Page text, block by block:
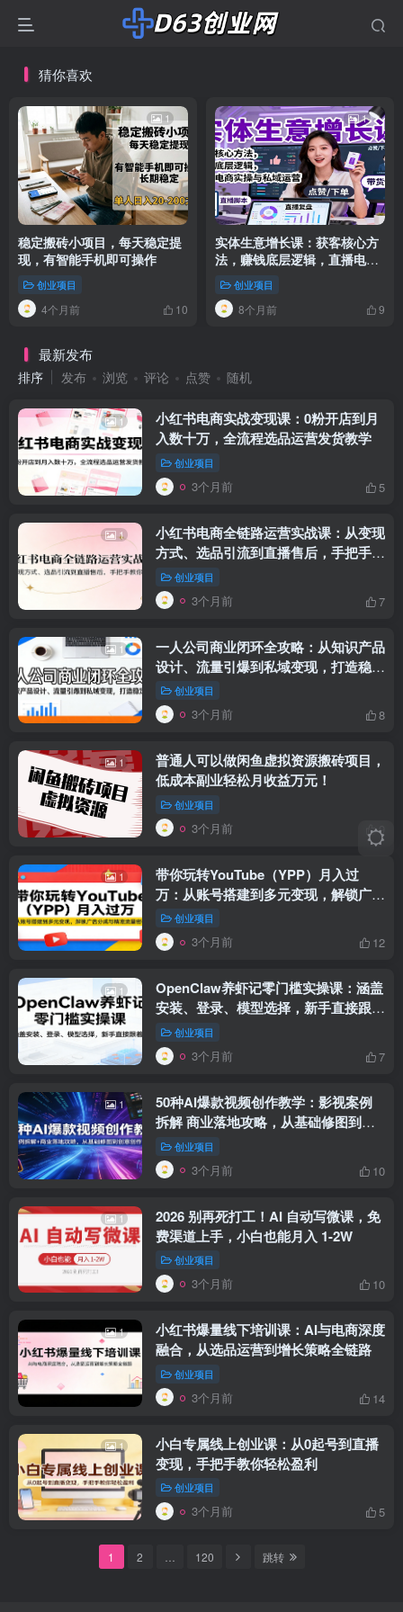
猜你喜欢
1
稳定搬砖小项目，每天稳定提
现，有智能手机即可操作
创业项目
4个月前 10
1
实体生意增长课：获客核心方
法，赚钱底层逻辑，直播电商
实操与私域运营
创业项目
8个月前 9
最新发布
排序 发布 浏览 评论 点赞 随机
1
小红书电商实战变现课：0粉开店到月
入数十万，全流程选品运营发货教学
创业项目
3个月前 5
1
小红书电商全链路运营实战课：从变现
方式、选品引流到直播售后，手把手教
你出单
创业项目
3个月前 7
1
一人公司商业闭环全攻略：从知识产品
设计、流量引爆到私域变现，打造稳定
收入创业项目
3个月前 8
1
普通人可以做闲鱼虚拟资源搬砖项目，
低成本副业轻松月收益万元！
创业项目
3个月前 9
1
带你玩转YouTube（YPP）月入过
万：从账号搭建到多元变现，解锁广告
分成与精准流量密码
创业项目
3个月前 12
1
OpenClaw养虾记零门槛实操课：涵盖
安装、登录、模型选择，新手直接跟着
练（更新）
创业项目
3个月前 7
1
50种AI爆款视频创作教学：影视案例
拆解 商业落地攻略，从基础修图到创
意创作全掌握
创业项目
3个月前 10
1
2026 别再死打工！AI 自动写微课，免
费渠道上手，小白也能月入 1-2W
创业项目
3个月前 10
1
小红书爆量线下培训课：AI与电商深度
融合，从选品运营到增长策略全链路
创业项目
3个月前 14
1
小白专属线上创业课：从0起号到直播
变现，手把手教你轻松盈利
创业项目
3个月前 5
1 2 … 120 跳转